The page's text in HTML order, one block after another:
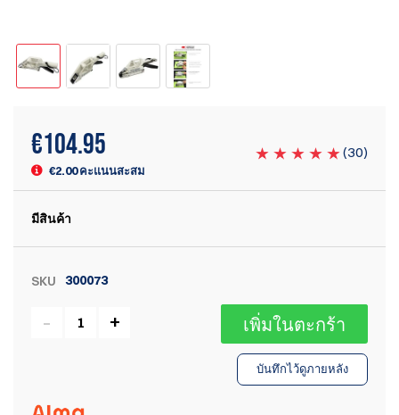
€104.95
€2.00 คะแนนสะสม
(30)
มีสินค้า
SKU 300073
เพิ่มในตะกร้า
บันทึกไว้ดูภายหลัง